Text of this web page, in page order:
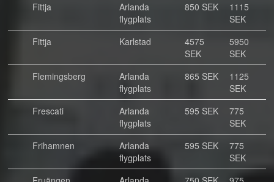
Fittja
Arlanda
flygplats
850 SEK
1115
SEK
Fittja
Karlstad
4575
SEK
5950
SEK
Flemingsberg
Arlanda
flygplats
865 SEK
1125
SEK
Frescati
Arlanda
flygplats
595 SEK
775
SEK
Frihamnen
Arlanda
flygplats
595 SEK
775
SEK